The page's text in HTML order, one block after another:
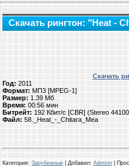
Скачать рингтон: "Heat -
Скачать
Год: 2011
Формат: МП3 [MPEG-1]
Размер: 1.39 Мб
Время: 00:56 мин
Битрейт: 192 Кбит/с [CBR] (Stereo
Файл: 58._Heat_-_Chitara_Mea
Категория: Зарубежные | Добавил: Adminn